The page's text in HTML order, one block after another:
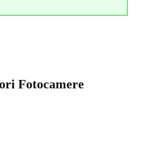
Fotocamere